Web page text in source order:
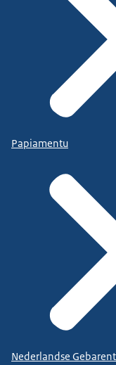
Papiamentu
Nederlandse